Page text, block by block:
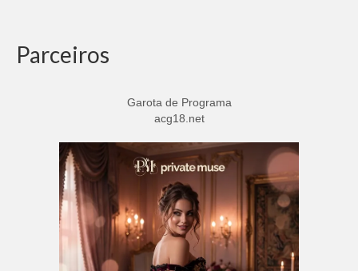
Parceiros
Garota de Programa
acg18.net